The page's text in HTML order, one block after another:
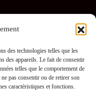
des technologies telles que les
des appareils. Le fait de consentir
telles que le comportement de
pas consentir ou de retirer son
caractéristiques et fonctions.
gagnante pour les CHSLD
pour les gestionnaires ?